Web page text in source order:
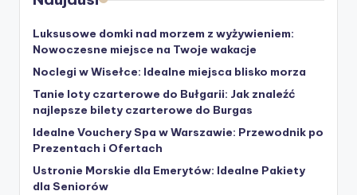
Luksusowe domki nad morzem z wyżywieniem:
Nowoczesne miejsce na Twoje wakacje
Noclegi w Wisełce: Idealne miejsca blisko morza
Tanie loty czarterowe do Bułgarii: Jak znaleźć
najlepsze bilety czarterowe do Burgas
Idealne Vouchery Spa w Warszawie: Przewodnik po
Prezentach i Ofertach
Ustronie Morskie dla Emerytów: Idealne Pakiety
dla Seniorów